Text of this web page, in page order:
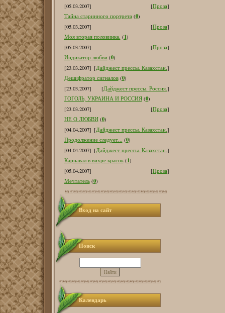
[05.03.2007]
[Проза]
Тайна старинного портрета (0)
[05.03.2007]
[Проза]
Моя вторая половинка. (1)
[05.03.2007]
[Проза]
Индикатор любви (0)
[23.03.2007] [Дайджест прессы. Казахстан.]
Дешифратор сигналов (0)
[23.03.2007]
[Дайджест прессы. Россия.]
ГОГОЛЬ, УКРАИНА И РОССИЯ (0)
[23.03.2007]
[Проза]
НЕ О ЛЮБВИ (0)
[04.04.2007] [Дайджест прессы. Казахстан.]
Продолжение следует... (0)
[04.04.2007] [Дайджест прессы. Казахстан.]
Карнавал в вихре красок (1)
[05.04.2007]
[Проза]
Мечтатель (0)
Вход на сайт
Поиск
Календарь